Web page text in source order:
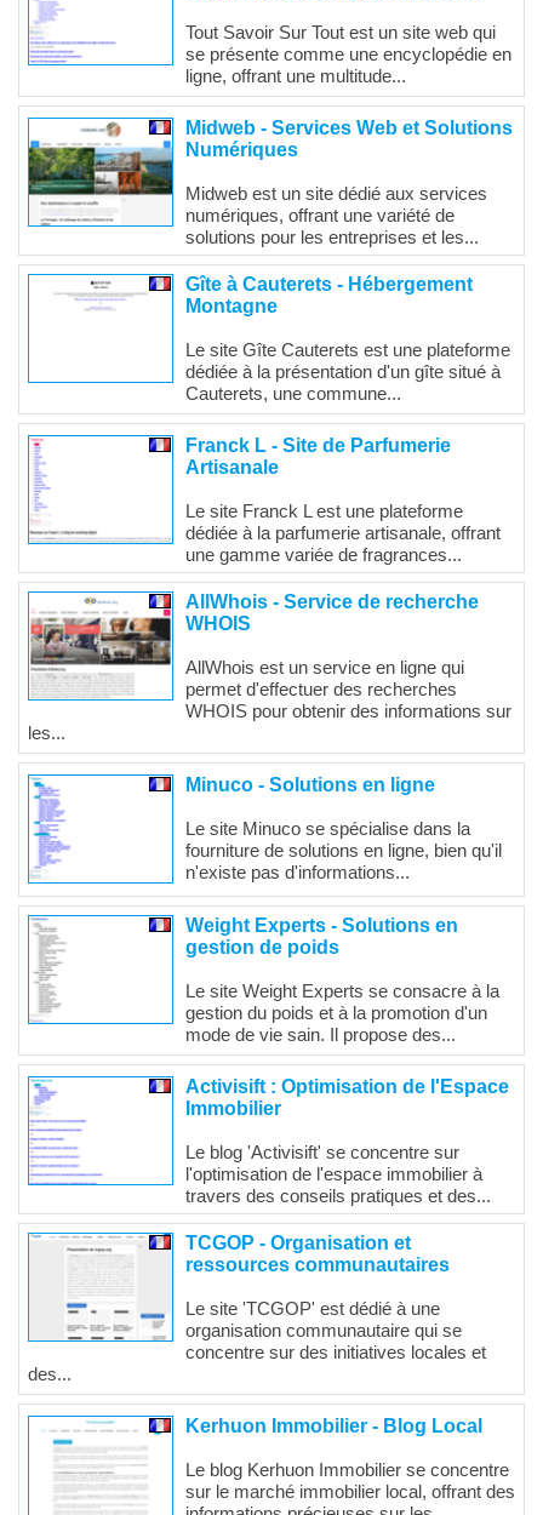
Tout Savoir Sur Tout est un site web qui
se présente comme une encyclopédie en
ligne, offrant une multitude...
Midweb - Services Web et Solutions
Numériques
Midweb est un site dédié aux services
numériques, offrant une variété de
solutions pour les entreprises et les...
Gîte à Cauterets - Hébergement
Montagne
Le site Gîte Cauterets est une plateforme
dédiée à la présentation d'un gîte situé à
Cauterets, une commune...
Franck L - Site de Parfumerie
Artisanale
Le site Franck L est une plateforme
dédiée à la parfumerie artisanale, offrant
une gamme variée de fragrances...
AllWhois - Service de recherche
WHOIS
AllWhois est un service en ligne qui
permet d'effectuer des recherches
WHOIS pour obtenir des informations sur
les...
Minuco - Solutions en ligne
Le site Minuco se spécialise dans la
fourniture de solutions en ligne, bien qu'il
n'existe pas d'informations...
Weight Experts - Solutions en
gestion de poids
Le site Weight Experts se consacre à la
gestion du poids et à la promotion d'un
mode de vie sain. Il propose des...
Activisift : Optimisation de l'Espace
Immobilier
Le blog 'Activisift' se concentre sur
l'optimisation de l'espace immobilier à
travers des conseils pratiques et des...
TCGOP - Organisation et
ressources communautaires
Le site 'TCGOP' est dédié à une
organisation communautaire qui se
concentre sur des initiatives locales et
des...
Kerhuon Immobilier - Blog Local
Le blog Kerhuon Immobilier se concentre
sur le marché immobilier local, offrant des